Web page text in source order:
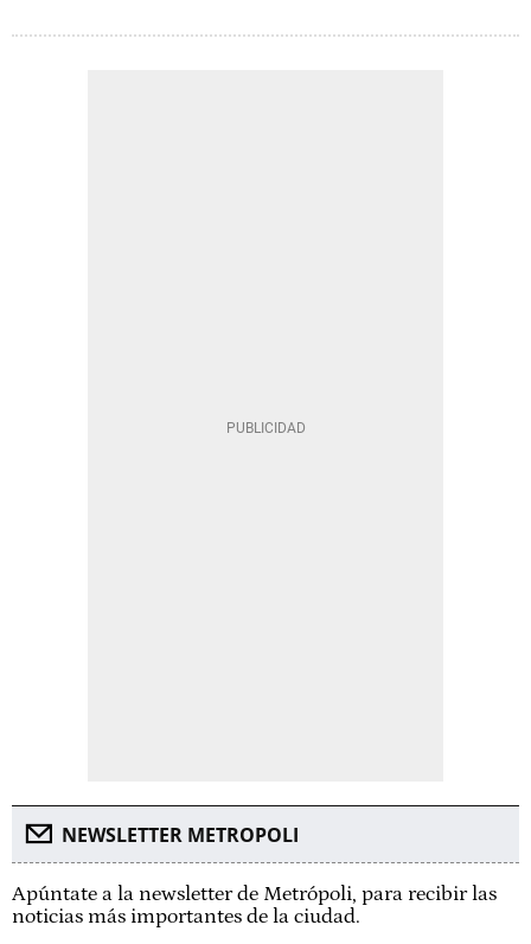
NEWSLETTER METROPOLI
Apúntate a la newsletter de Metrópoli, para recibir las
noticias más importantes de la ciudad.